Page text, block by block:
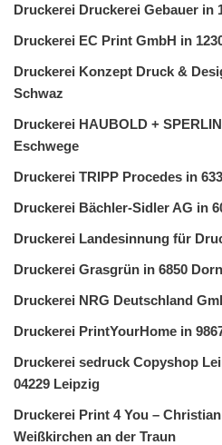
Druckerei Druckerei Gebauer in
Druckerei EC Print GmbH in
Druckerei Konzept Druck &
Schwaz
Druckerei HAUBOLD +
Eschwege
Druckerei TRIPP Procedes in
Druckerei Bächler-Sidler AG in
Druckerei Landesinnung für
Druckerei Grasgrün in 6850
Druckerei NRG Deutschland
Druckerei PrintYourHome in
Druckerei sedruck Copyshop
04229 Leipzig
Druckerei Print 4 You –
Weißkirchen an der Traun